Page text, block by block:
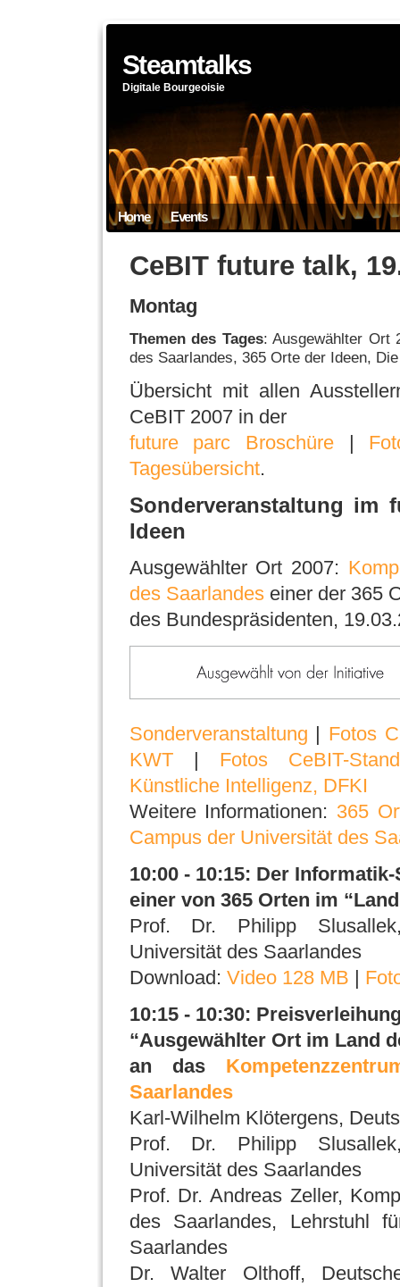
Steamtalks
Digitale Bourgeoisie
Home Events
CeBIT future talk,
Montag
Themen des Tages: Ausgewählter Ort
des Saarlandes, 365 Orte der Ideen,
Übersicht mit allen
CeBIT 2007 in der
future parc Broschüre|
Tagesübersicht.
Sonderveranstaltung im
Ideen
Ausgewählter Ort 2007:
des Saarlandeseiner der 365
des Bundespräsidenten,
Sonderveranstaltung | Fotos
KWT| Fotos CeBIT-
Künstliche Intelligenz, DFKI
Weitere Informationen: 365
Campus der Universität des
10:00 - 10:15: Der
einer von 365 Orten im
Prof. Dr. Philipp
Universität des Saarlandes
Download: Video 128 MB |
10:15 - 10:30:
“Ausgewählter Ort im Land
an das
Saarlandes
Karl-Wilhelm Klötergens,
Prof. Dr. Philipp
Universität des Saarlandes
Prof. Dr. Andreas Zeller,
des Saarlandes, Lehrstuhl
Saarlandes
Dr. Walter Olthoff,